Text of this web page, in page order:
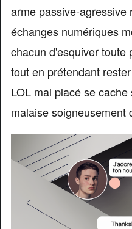
arme passive-agressive
échanges numériques
chacun d'esquiver toute
tout en prétendant
LOL mal placé se
malaise soigneusement